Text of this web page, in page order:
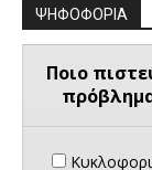
ΨΗΦΟΦΟΡΙΑ
Ποιο